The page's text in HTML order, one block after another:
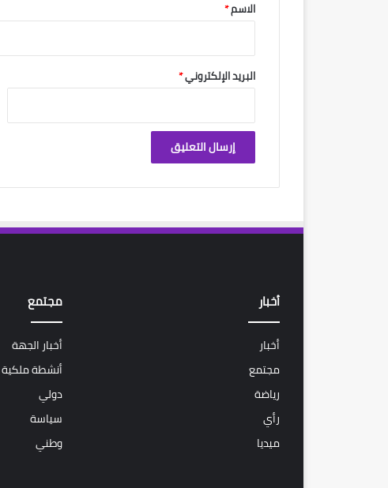
*
الاسم*
البريد الإلكتروني*
أخبار
أخبار
مجتمع
رياضة
رأي
ميديا
مجتمع
أخبار الجهة
أنشطة ملكية
دولي
سياسة
وطني